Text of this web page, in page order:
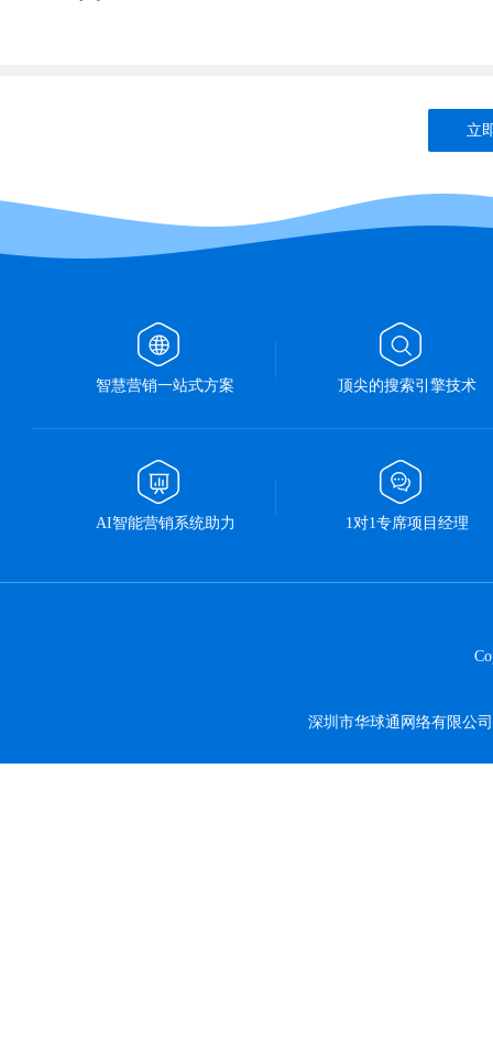
立
智慧营销一站式方案 顶尖的搜索引擎技术
AI智能营销系统助力 1对1专席项目经理
深圳市华球通网络有限公